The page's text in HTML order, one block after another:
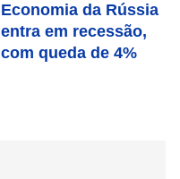
Economia da Rússia
entra em recessão,
com queda de 4%